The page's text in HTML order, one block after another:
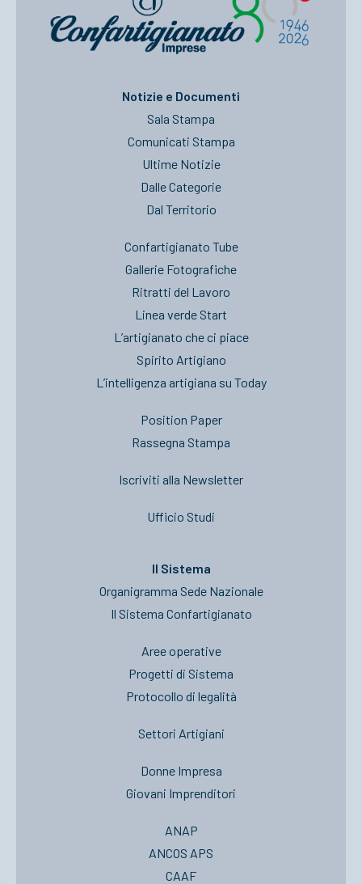
Notizie e Documenti
Sala Stampa
Comunicati Stampa
Ultime Notizie
Dalle Categorie
Dal Territorio
Confartigianato Tube
Gallerie Fotografiche
Ritratti del Lavoro
Linea verde Start
L’artigianato che ci piace
Spirito Artigiano
L’intelligenza artigiana su Today
Position Paper
Rassegna Stampa
Iscriviti alla Newsletter
Ufficio Studi
Il Sistema
Organigramma Sede Nazionale
Il Sistema Confartigianato
Aree operative
Progetti di Sistema
Protocollo di legalità
Settori Artigiani
Donne Impresa
Giovani Imprenditori
ANAP
ANCOS APS
CAAF